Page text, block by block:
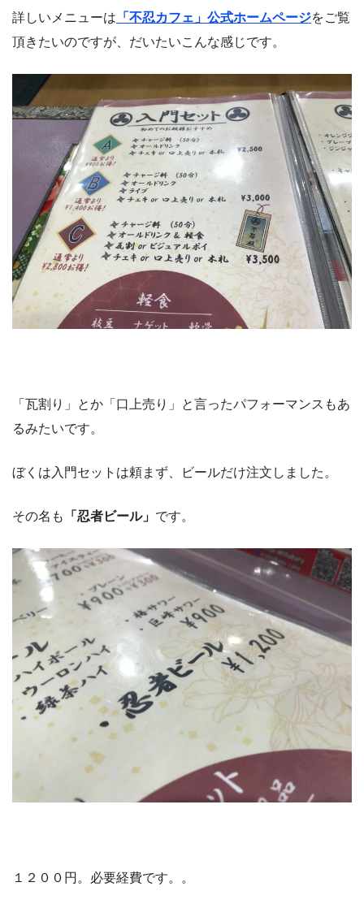
詳しいメニューは 「不忍カフェ」公式ホームページをご覧
頂きたいのですが、だいたいこんな感じです。
「瓦割り」とか「口上売り」と言ったパフォーマンスもあ
るみたいです。
ぼくは入門セットは頼まず、ビールだけ注文しました。
その名も 「忍者ビール」 です。
１２００円。必要経費です。。